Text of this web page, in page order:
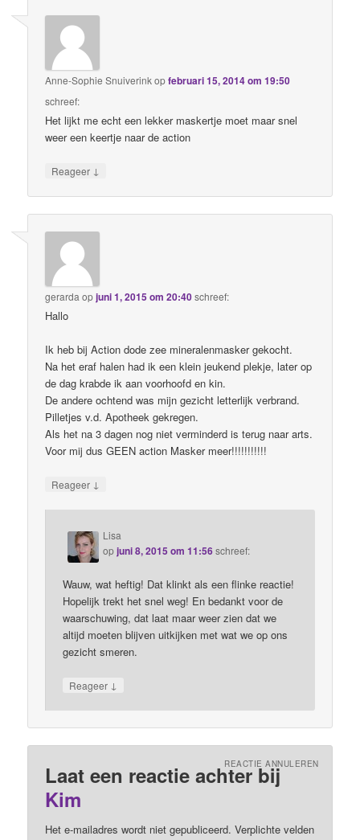
Anne-Sophie Snuiverinkopfebruari 15, 2014 om 19:50
schreef:
Het lijkt me echt een lekker maskertje moet maar snel
weer een keertje naar de action
Reageer ↓
gerarda opjuni 1, 2015 om 20:40schreef:
Hallo
Ik heb bij Action dode zee mineralenmasker gekocht.
Na het eraf halen had ik een klein jeukend plekje, later op
de dag krabde ik aan voorhoofd en kin.
De andere ochtend was mijn gezicht letterlijk verbrand.
Pilletjes v.d. Apotheek gekregen.
Als het na 3 dagen nog niet verminderd is terug naar arts.
Voor mij dus GEEN action Masker meer!!!!!!!!!!!
Reageer ↓
Lisa
opjuni 8, 2015 om 11:56schreef:
Wauw, wat heftig! Dat klinkt als een flinke reactie!
Hopelijk trekt het snel weg! En bedankt voor de
waarschuwing, dat laat maar weer zien dat we
altijd moeten blijven uitkijken met wat we op ons
gezicht smeren.
Reageer ↓
Laat een reactie achter bij
Kim
REACTIE ANNULEREN
Het e-mailadres wordt niet gepubliceerd. Verplichte velden